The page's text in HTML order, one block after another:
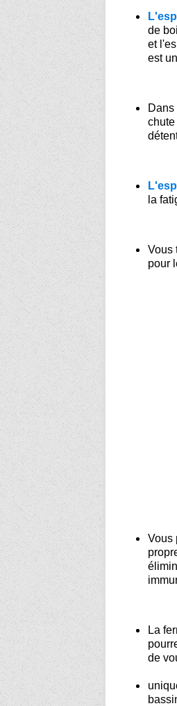
de
et
est
la
Vous
pour
Vous
La
de